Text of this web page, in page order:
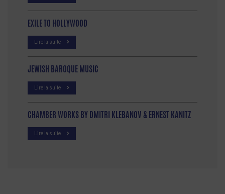
EXILE TO HOLLYWOOD
Lire la suite
JEWISH BAROQUE MUSIC
Lire la suite
CHAMBER WORKS BY DMITRI KLEBANOV & ERNEST KANITZ
Lire la suite